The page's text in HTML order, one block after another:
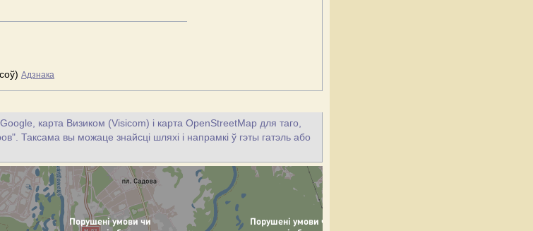
Адзнака
карта Визиком (Visicom) і карта OpenStreetMap для таго,
Таксама вы можаце знайсці шляхі і напрамкі ў гэты гатэль або